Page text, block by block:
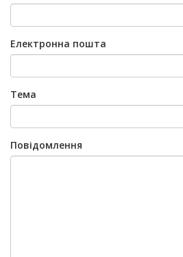
Електронна пошта
Тема
Повідомлення